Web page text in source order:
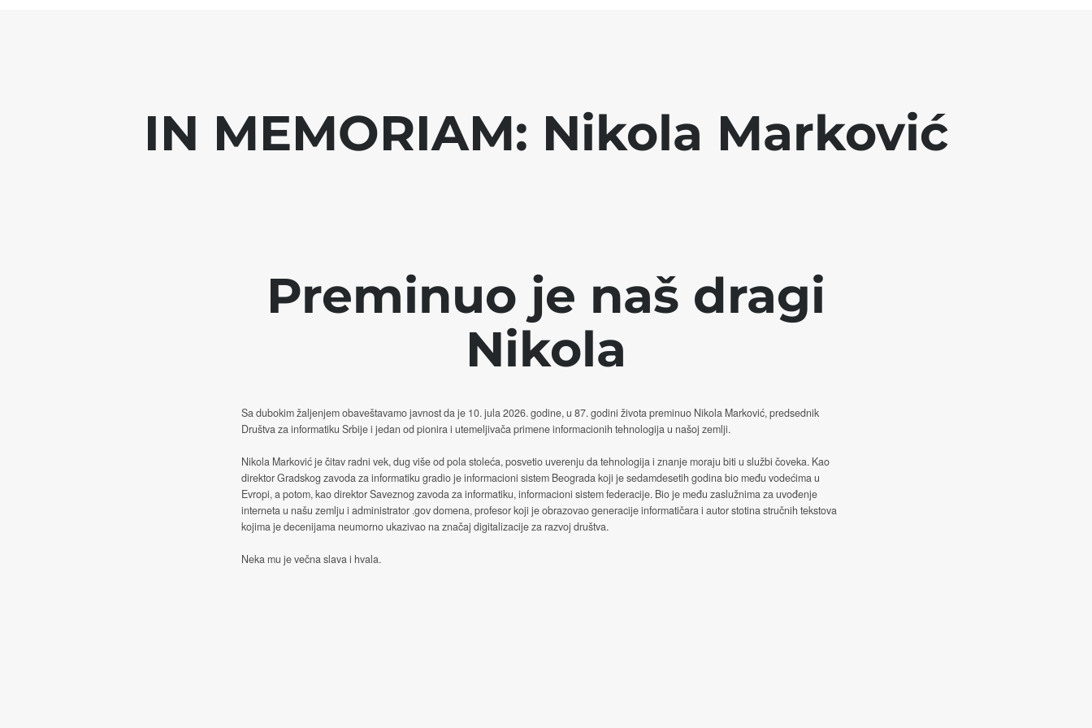
IN MEMORIAM: Nikola Marković
Preminuo je naš dragi
Nikola
Sa dubokim žaljenjem obaveštavamo javnost da je 10. jula 2026. godine, u 87. godini života preminuo Nikola Marković, predsednik
Društva za informatiku Srbije i jedan od pionira i utemeljivača primene informacionih tehnologija u našoj zemlji.
Nikola Marković je čitav radni vek, dug više od pola stoleća, posvetio uverenju da tehnologija i znanje moraju biti u službi čoveka. Kao
direktor Gradskog zavoda za informatiku gradio je informacioni sistem Beograda koji je sedamdesetih godina bio među vodećima u
Evropi, a potom, kao direktor Saveznog zavoda za informatiku, informacioni sistem federacije. Bio je među zaslužnima za uvođenje
interneta u našu zemlju i administrator .gov domena, profesor koji je obrazovao generacije informatičara i autor stotina stručnih tekstova
kojima je decenijama neumorno ukazivao na značaj digitalizacije za razvoj društva.
Neka mu je večna slava i hvala.